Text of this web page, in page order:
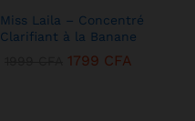
Miss Laila – Concentré
Clarifiant à la Banane
1799 CFA